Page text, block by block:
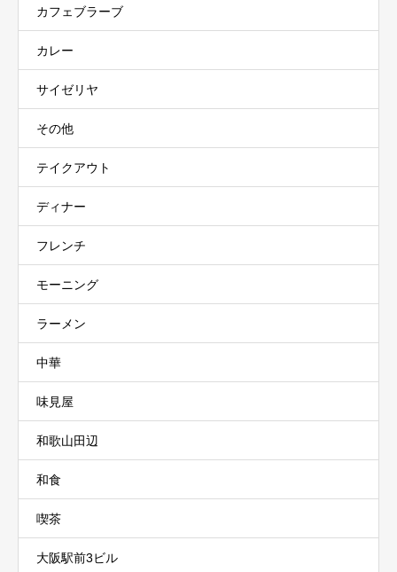
カフェブラーブ
カレー
サイゼリヤ
その他
テイクアウト
ディナー
フレンチ
モーニング
ラーメン
中華
味見屋
和歌山田辺
和食
喫茶
大阪駅前3ビル